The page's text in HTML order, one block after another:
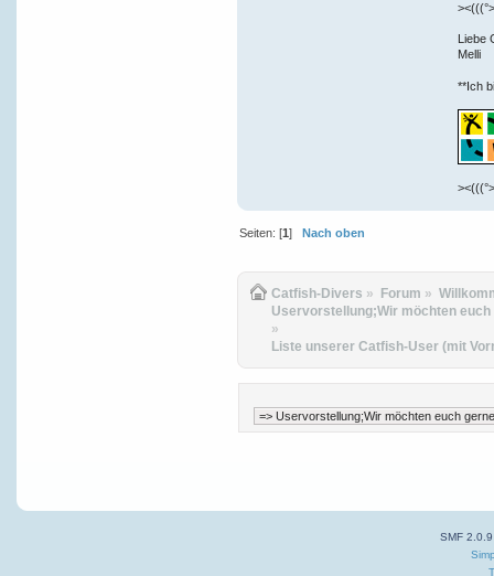
Liebe
Melli
**Ich
Seiten: [1] Nach oben
Catfish-Divers » Forum »
Uservorstellung;Wir möchten
»
Liste unserer Catfish-User (mit
SMF 2.0.9